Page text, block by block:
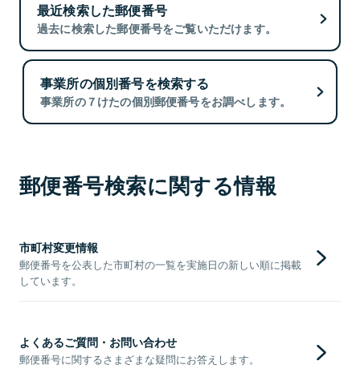
最近検索した郵便番号
過去に検索した郵便番号をご覧いただけます。
事業所の個別番号を検索する
事業所の７けたの個別郵便番号をお調べします。
郵便番号検索に関する情報
市町村変更情報
郵便番号を公表した市町村の一覧を実施日の新しい順に掲載
しています。
よくあるご質問・お問い合わせ
郵便番号に関するさまざまな疑問にお答えします。